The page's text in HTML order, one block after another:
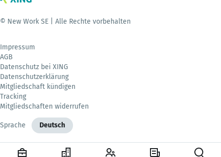
© New Work SE | Alle Rechte vorbehalten
Impressum
AGB
Datenschutz bei XING
Datenschutzerklärung
Mitgliedschaft kündigen
Tracking
Mitgliedschaften widerrufen
Sprache Deutsch